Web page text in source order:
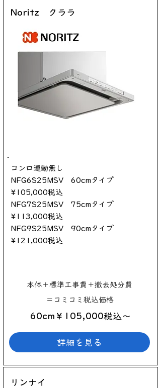
Noritz クララ
コンロ連動無し
NFG6S25MSV 60cmタイプ
¥105,000税込
NFG7S25MSV 75cmタイプ
¥113,000税込
NFG9S25MSV 90cmタイプ
¥121,000税込
本体＋標準工事費＋撤去処分費
＝コミコミ税込価格
60cm￥105,000税込～
詳細を見る
リンナイ